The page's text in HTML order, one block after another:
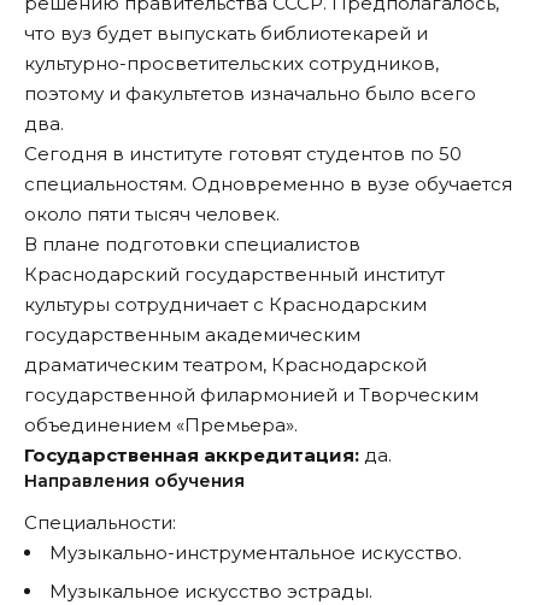
что вуз будет выпускать библиотекарей и
культурно-просветительских сотрудников,
поэтому и факультетов изначально было всего
два.
Сегодня в институте готовят студентов по 50
специальностям. Одновременно в вузе обучается
около пяти тысяч человек.
В плане подготовки специалистов
Краснодарский государственный институт
культуры сотрудничает с Краснодарским
государственным академическим
драматическим театром, Краснодарской
государственной филармонией и Творческим
объединением «Премьера».
Государственная аккредитация: да.
Направления обучения
Специальности:
Музыкально-инструментальное искусство.
Музыкальное искусство эстрады.